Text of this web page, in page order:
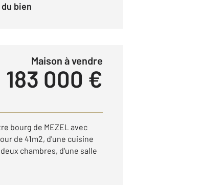
du bien
Maison à vendre
183 000 €
bourg de MEZEL avec
de 41m2, d'une cuisine
chambres, d'une salle